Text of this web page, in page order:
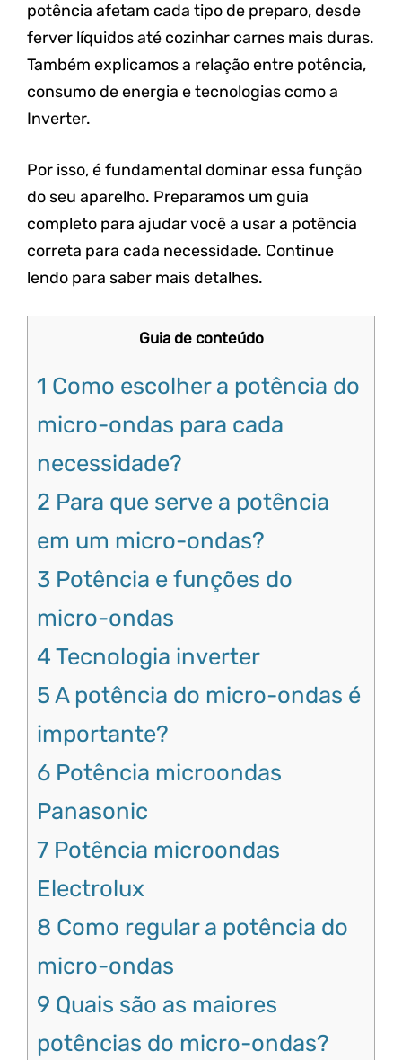
potência afetam cada tipo de preparo, desde
ferver líquidos até cozinhar carnes mais duras.
Também explicamos a relação entre potência,
consumo de energia e tecnologias como a
Inverter.
Por isso, é fundamental dominar essa função
do seu aparelho. Preparamos um guia
completo para ajudar você a usar a potência
correta para cada necessidade. Continue
lendo para saber mais detalhes.
Guia de conteúdo
1 Como escolher a potência do
micro-ondas para cada
necessidade?
2 Para que serve a potência
em um micro-ondas?
3 Potência e funções do
micro-ondas
4 Tecnologia inverter
5 A potência do micro-ondas é
importante?
6 Potência microondas
Panasonic
7 Potência microondas
Electrolux
8 Como regular a potência do
micro-ondas
9 Quais são as maiores
potências do micro-ondas?